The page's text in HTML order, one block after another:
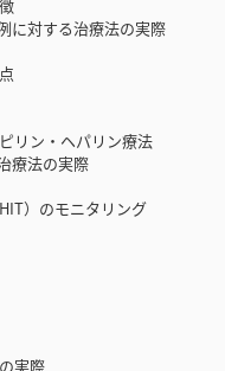
対する治療法の実際
ン・ヘパリン療法
法の実際
）のモニタリング
実際